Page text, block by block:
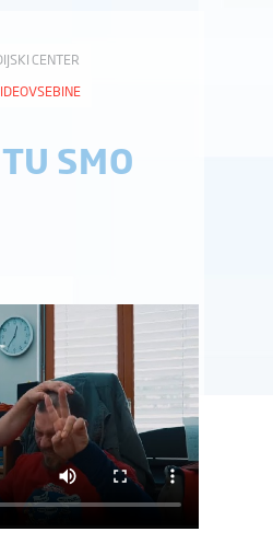
CENTER
SMO